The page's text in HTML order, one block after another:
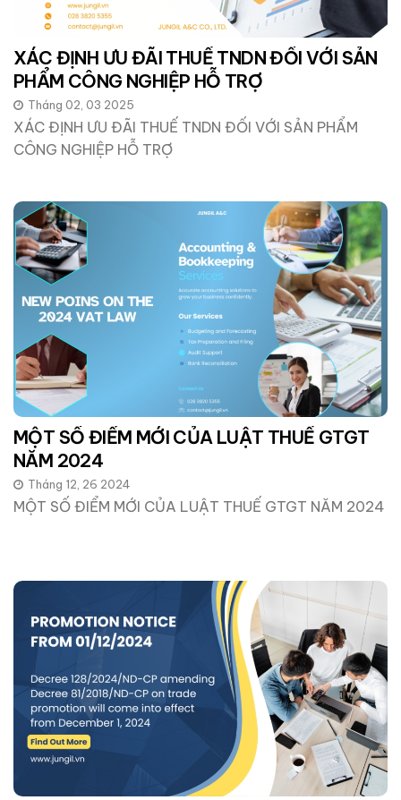
XÁC ĐỊNH ƯU ĐÃI THUẾ TNDN ĐỐI VỚI SẢN
PHẨM CÔNG NGHIỆP HỖ TRỢ
Tháng 02, 03 2025
XÁC ĐỊNH ƯU ĐÃI THUẾ TNDN ĐỐI VỚI SẢN PHẨM
CÔNG NGHIỆP HỖ TRỢ
MỘT SỐ ĐIỂM MỚI CỦA LUẬT THUẾ GTGT
NĂM 2024
Tháng 12, 26 2024
MỘT SỐ ĐIỂM MỚI CỦA LUẬT THUẾ GTGT NĂM 2024